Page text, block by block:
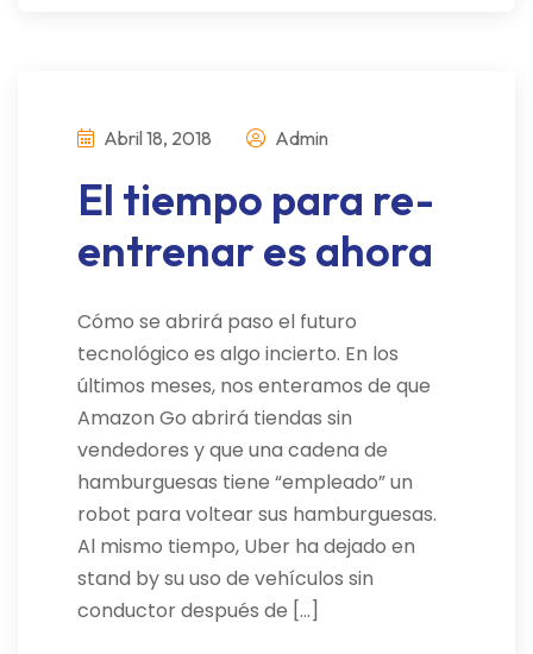
Abril 18, 2018 Admin
El tiempo para re-
entrenar es ahora
Cómo se abrirá paso el futuro
tecnológico es algo incierto. En los
últimos meses, nos enteramos de que
Amazon Go abrirá tiendas sin
vendedores y que una cadena de
hamburguesas tiene “empleado” un
robot para voltear sus hamburguesas.
Al mismo tiempo, Uber ha dejado en
stand by su uso de vehículos sin
conductor después de […]